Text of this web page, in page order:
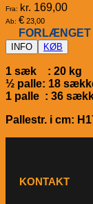
Fra: kr. 169,00
Ab: € 23,00
FORLÆNGET
INFO KØB
1 sæk : 20 kg
½ palle: 18
1 palle : 36
Pallestr. i cm:
KONTAKT